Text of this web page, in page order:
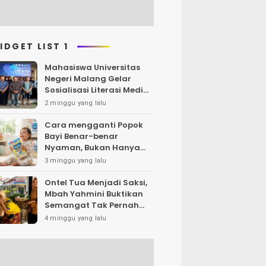
LIST 1
Mahasiswa Universitas
Negeri Malang Gelar
Sosialisasi Literasi Media,
Bahas Resiko Hukum
ITE
2 minggu yang lalu
Cara mengganti Popok
Bayi Benar-benar
Nyaman, Bukan Hanya
Klaim di Kemasan
3 minggu yang lalu
Ontel Tua Menjadi Saksi,
Mbah Yahmini Buktikan
Semangat Tak Pernah
Menua
4 minggu yang lalu